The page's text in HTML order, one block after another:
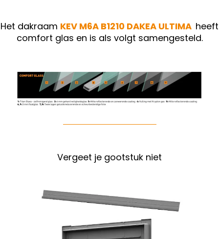
Het dakraam KEV M6A B1210 DAKEA ULTIMA heeft
comfort glas en is als volgt samengesteld.
Vergeet je gootstuk niet